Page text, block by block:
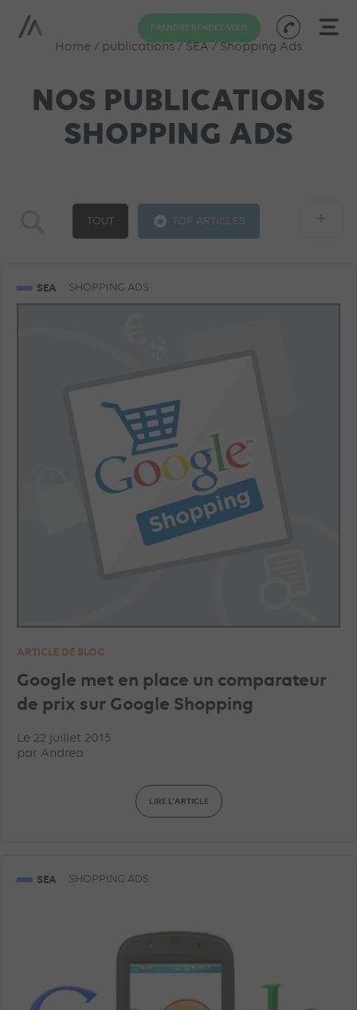
PRENDRE RENDEZ-VOUS
Home / publications / SEA / Shopping Ads
NOS PUBLICATIONS
SHOPPING ADS
TOUT TOP ARTICLES
TIKTOK ADS
PINTEREST ADS FORMATION
AMAZON ADS
LINKEDIN ADS GOOGLE ANALYTICS
UNCATEGORIZED GEO WAZE ADS
DATA EN RÉGIE
+
SEA SHOPPING ADS
ARTICLE DE BLOG
Google met en place un comparateur
de prix sur Google Shopping
Le 22 juillet 2015
par Andrea
LIRE L'ARTICLE
SEA SHOPPING ADS